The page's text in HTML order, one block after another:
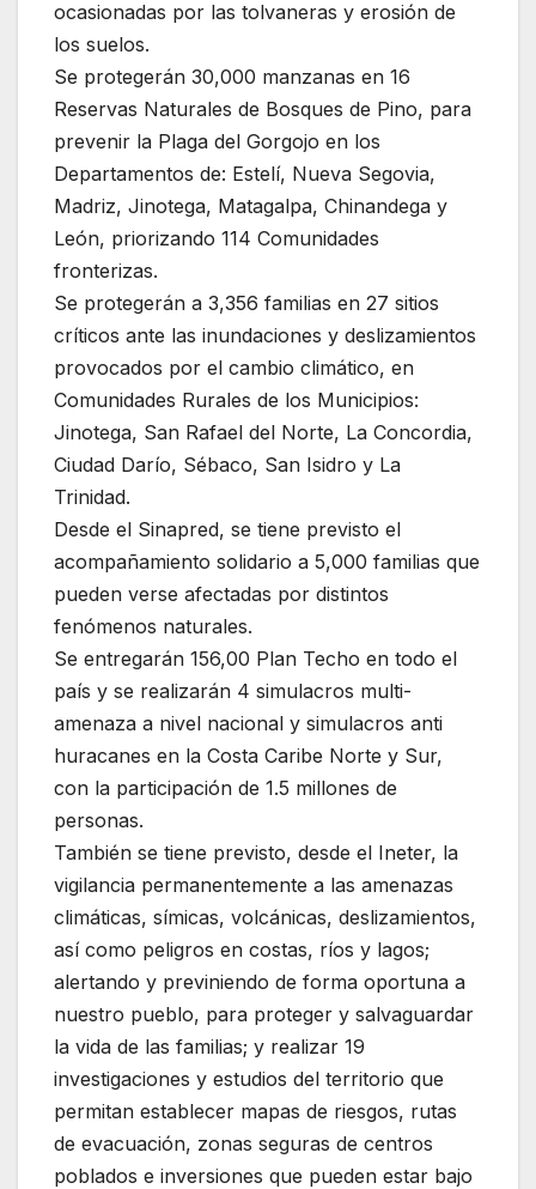
ocasionadas por las tolvaneras y erosión de
los suelos.
Se protegerán 30,000 manzanas en 16
Reservas Naturales de Bosques de Pino, para
prevenir la Plaga del Gorgojo en los
Departamentos de: Estelí, Nueva Segovia,
Madriz, Jinotega, Matagalpa, Chinandega y
León, priorizando 114 Comunidades
fronterizas.
Se protegerán a 3,356 familias en 27 sitios
críticos ante las inundaciones y deslizamientos
provocados por el cambio climático, en
Comunidades Rurales de los Municipios:
Jinotega, San Rafael del Norte, La Concordia,
Ciudad Darío, Sébaco, San Isidro y La
Trinidad.
Desde el Sinapred, se tiene previsto el
acompañamiento solidario a 5,000 familias que
pueden verse afectadas por distintos
fenómenos naturales.
Se entregarán 156,00 Plan Techo en todo el
país y se realizarán 4 simulacros multi-
amenaza a nivel nacional y simulacros anti
huracanes en la Costa Caribe Norte y Sur,
con la participación de 1.5 millones de
personas.
También se tiene previsto, desde el Ineter, la
vigilancia permanentemente a las amenazas
climáticas, símicas, volcánicas, deslizamientos,
así como peligros en costas, ríos y lagos;
alertando y previniendo de forma oportuna a
nuestro pueblo, para proteger y salvaguardar
la vida de las familias; y realizar 19
investigaciones y estudios del territorio que
permitan establecer mapas de riesgos, rutas
de evacuación, zonas seguras de centros
poblados e inversiones que pueden estar bajo